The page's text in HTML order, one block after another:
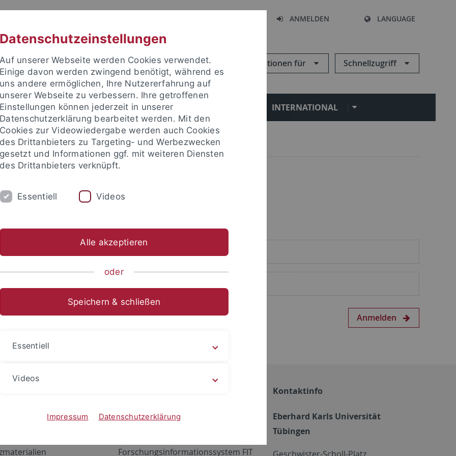
ANMELDEN LANGUAGE
Informationen für Schnellzugriff
FORSCHUNG EINRICHTUNGEN INTERNATIONAL
um sich anzumelden:
Anmelden
Netzwerk
ALMA
Forschungsinformationssystem FIT
Kontaktinfo
Eberhard Karls Universität
Tübingen
Datenschutzeinstellungen
Auf unserer Webseite werden Cookies verwendet.
Einige davon werden zwingend benötigt, während es
uns andere ermöglichen, Ihre Nutzererfahrung auf
unserer Webseite zu verbessern. Ihre getroffenen
Einstellungen können jederzeit in unserer
Datenschutzerklärung bearbeitet werden. Mit den
Cookies zur Videowiedergabe werden auch Cookies
des Drittanbieters zu Targeting- und Werbezwecken
gesetzt und Informationen ggf. mit weiteren Diensten
des Drittanbieters verknüpft.
Essentiell Videos
Alle akzeptieren
oder
Speichern & schließen
Essentiell
Videos
Impressum Datenschutzerklärung